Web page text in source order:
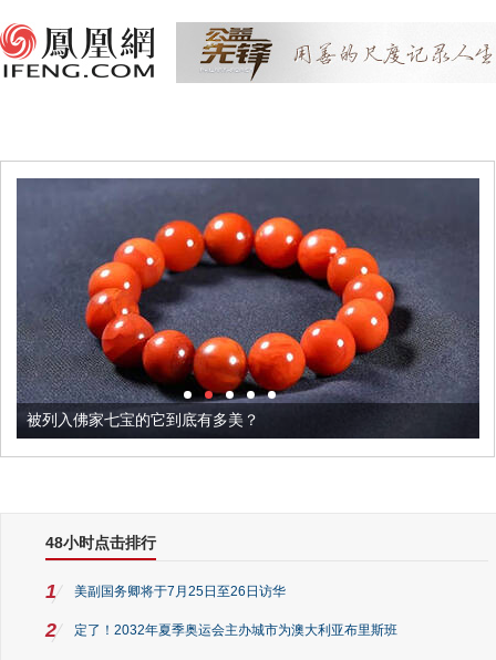
被列入佛家七宝的它到底有多美？
48小时点击排行
1 美副国务卿将于7月25日至26日访华
2 定了！2032年夏季奥运会主办城市为澳大利亚布里斯班